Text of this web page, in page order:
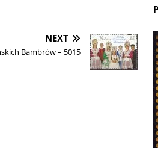
NEXT
Bambrów – 5015